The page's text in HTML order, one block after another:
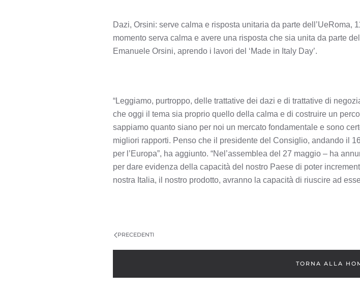
Dazi, Orsini: serve calma e risposta unitaria da parte dell’UeRoma,
momento serva calma e avere una risposta che sia unita da parte
Emanuele Orsini, aprendo i lavori del ‘Made in Italy Day’.
“Leggiamo, purtroppo, delle trattative dei dazi e di trattative di
che oggi il tema sia proprio quello della calma e di costruire un
sappiamo quanto siano per noi un mercato fondamentale e sono
migliori rapporti. Penso che il presidente del Consiglio, andando il
per l’Europa”, ha aggiunto. “Nel’assemblea del 27 maggio – ha
per dare evidenza della capacità del nostro Paese di poter
nostra Italia, il nostro prodotto, avranno la capacità di riuscire ad
PRECEDENTI
TORNA ALLA